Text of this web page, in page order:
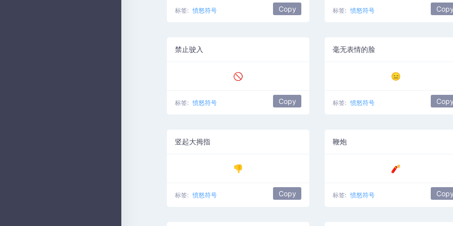
标签: 愤怒符号 Copy 标签: 愤怒符号 Copy
禁止驶入
🚫
标签: 愤怒符号 Copy
毫无表情的脸
😑
标签: 愤怒符号 Copy
竖起大拇指
👎
标签: 愤怒符号 Copy
鞭炮
🧨
标签: 愤怒符号 Copy